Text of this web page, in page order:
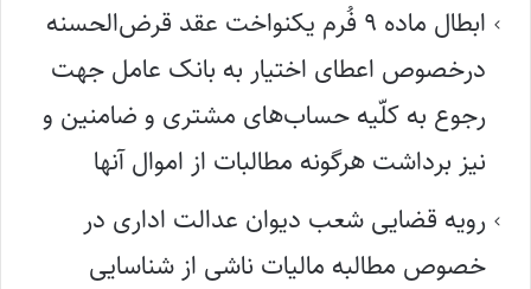
ابطال ماده ۹ فُرم یکنواخت عقد قرض‌الحسنه
درخصوص اعطای اختیار به بانک عامل جهت
رجوع به کلّیه حساب‌های مشتری و ضامنین و
نیز برداشت هرگونه مطالبات از اموال آنها
رویه قضایی شعب دیوان عدالت اداری در
خصوص مطالبه مالیات ناشی از شناسایی